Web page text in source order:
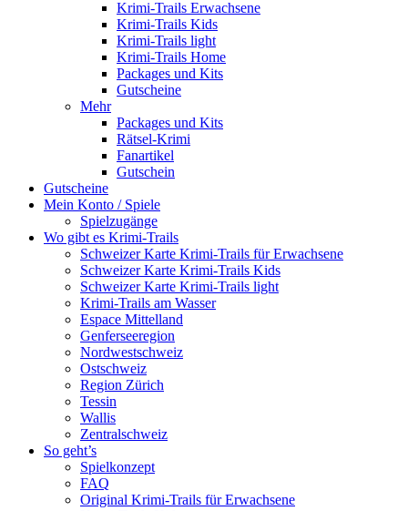
Krimi-Trails Erwachsene
Krimi-Trails Kids
Krimi-Trails light
Krimi-Trails Home
Packages und Kits
Gutscheine
Mehr
Packages und Kits
Rätsel-Krimi
Fanartikel
Gutschein
Gutscheine
Mein Konto / Spiele
Spielzugänge
Wo gibt es Krimi-Trails
Schweizer Karte Krimi-Trails für Erwachsene
Schweizer Karte Krimi-Trails Kids
Schweizer Karte Krimi-Trails light
Krimi-Trails am Wasser
Espace Mittelland
Genferseeregion
Nordwestschweiz
Ostschweiz
Region Zürich
Tessin
Wallis
Zentralschweiz
So geht’s
Spielkonzept
FAQ
Original Krimi-Trails für Erwachsene